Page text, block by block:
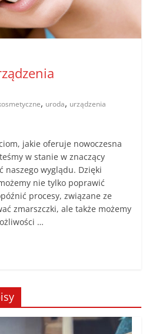
, uroda, urządzenia
jakie oferuje nowoczesna
w stanie w znaczący
naszego wyglądu. Dzięki
nie tylko poprawić
procesy, związane ze
zmarszczki, ale także możemy
…